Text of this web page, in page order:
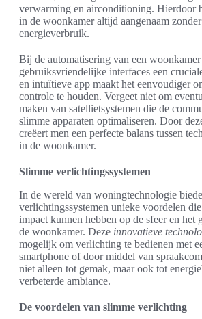
verwarming en airconditioning. Hierdoor
in de woonkamer altijd aangenaam
energieverbruik.
Bij de automatisering van een woonkamer
gebruiksvriendelijke interfaces een
en intuïtieve app maakt het eenvoudiger
controle te houden. Vergeet niet om
maken van satellietsystemen die de
slimme apparaten optimaliseren. Door
creëert men een perfecte balans tussen
in de woonkamer.
Slimme verlichtingssystemen
In de wereld van woningtechnologie
verlichtingssystemen unieke voordelen
impact kunnen hebben op de sfeer en het
de woonkamer. Deze innovatieve
mogelijk om verlichting te bedienen met
smartphone of door middel van
niet alleen tot gemak, maar ook tot
verbeterde ambiance.
De voordelen van slimme verlichting